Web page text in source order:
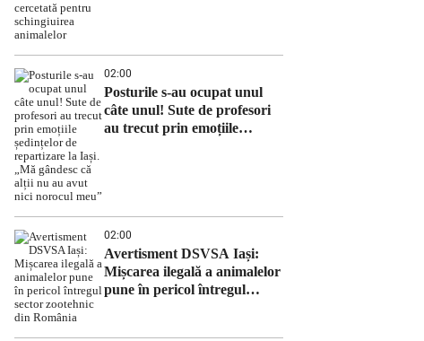
02:00
Posturile s-au ocupat unul
câte unul! Sute de profesori
au trecut prin emoțiile
02:00
Avertisment DSVSA Iași:
Mișcarea ilegală a animalelor
pune în pericol întregul